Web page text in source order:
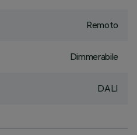
Remoto
Dimmerabile
DALI